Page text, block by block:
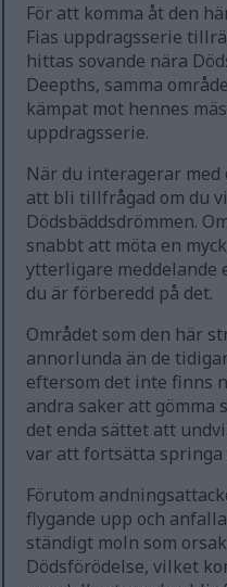
För att komma åt den
Fias uppdragsserie
hittas sovande nära
Deepths, samma
kämpat mot hennes
uppdragsserie.
När du interagerar med
att bli tillfrågad om du
Dödsbäddsdrömmen.
snabbt att möta en
ytterligare meddelande
du är förberedd på det.
Området som den här
annorlunda än de
eftersom det inte finns
andra saker att gömma
det enda sättet att
var att fortsätta
Förutom
flygande upp och
ständigt moln som
Dödsförödelse, vilket